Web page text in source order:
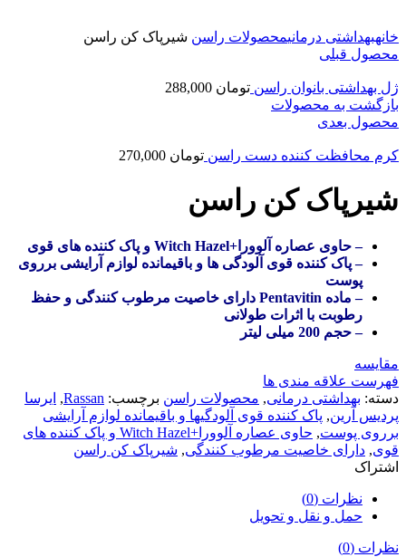
خانهبهداشتی درمانیمحصولات راسن شیرپاک کن راسن
محصول قبلی
ژل بهداشتی بانوان راسن تومان
بازگشت به محصولات
محصول بعدی
کرم محافظت کننده دست راسن تومان
شیرپاک کن راسن
– حاوی عصاره آلوورا+Witch Hazel و پاک کننده های قوی
– پاک کننده قوی آلودگی ها و باقیمانده لوازم آرایشی برروی
پوست
– ماده Pentavitin دارای خاصیت مرطوب کنندگی و حفظ
رطوبت با اثرات طولانی
– حجم 200 میلی لیتر
مقایسه
فهرست علاقه مندی ها
دسته: بهداشتی درمانی, محصولات راسن برچسب: Rassan
, ایرسا
پردیس آرین, پاک کننده قوی آلودگیها و باقیمانده لوازم آرایشی
برروی پوست,
حاوی عصاره آلوورا+Witch Hazel و پاک کننده های
قوی, دارای خاصیت مرطوب کنندگی, شیرپاک کن راسن
اشتراک
نظرات (0)
حمل و نقل و تحویل
نظرات (0)